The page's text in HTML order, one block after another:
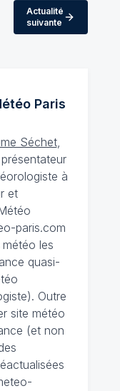
Actualité
suivante
Paris
Séchet,
à
et
paris.com
les
quasi-
Outre
site météo
(et non